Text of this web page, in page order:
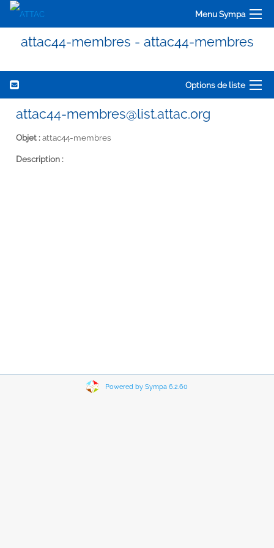
Menu Sympa
attac44-membres - attac44-membres
Options de liste
attac44-membres@list.attac.org
Objet :attac44-membres
Description :
Powered by Sympa 6.2.60